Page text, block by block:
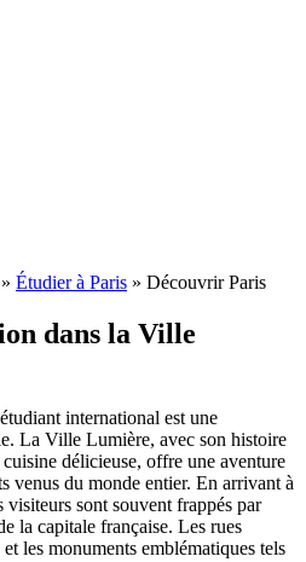
» Étudier à Paris » Découvrir Paris
dans la Ville
international est une
La Ville Lumière, avec son histoire
délicieuse, offre une aventure
venus du monde entier. En arrivant à
sont souvent frappés par
la capitale française. Les rues
les monuments emblématiques tels